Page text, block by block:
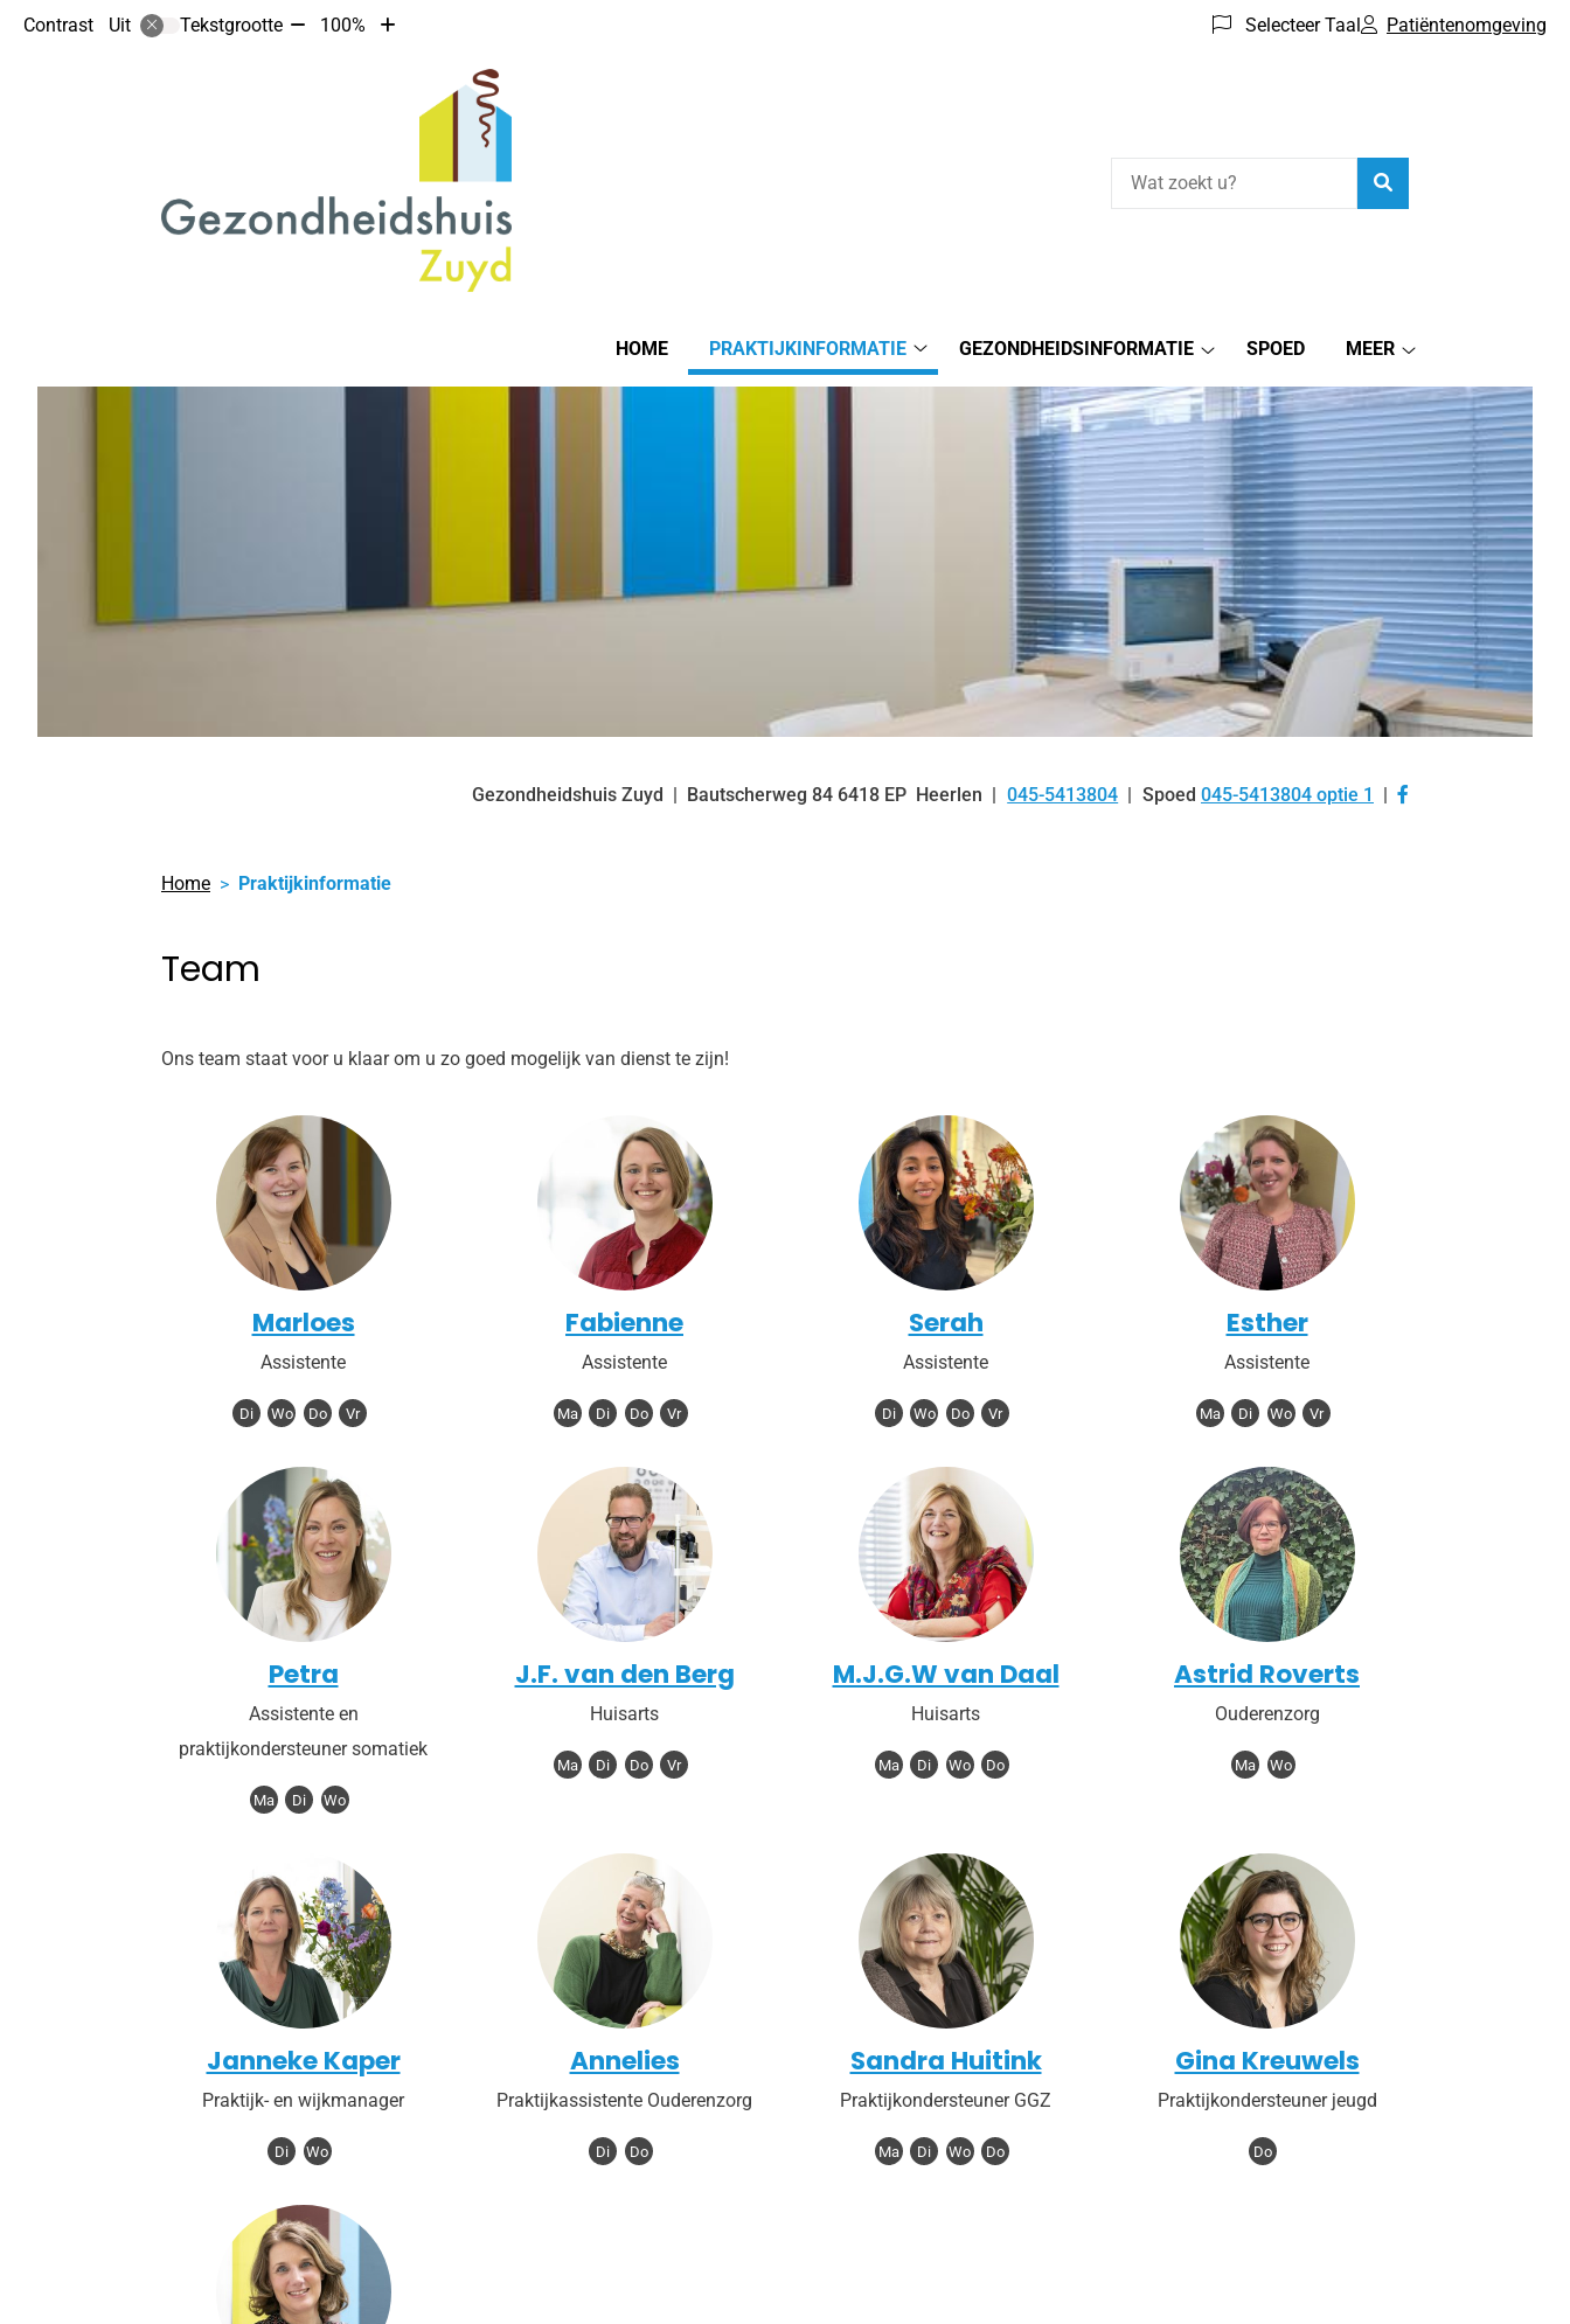
Contrast Uit Tekstgrootte Tekst100%
Tekst
Selecteer Taal Patiëntenomgeving
HOME
PRAKTIJKINFORMATIE
Praktijkinformatie
submenu
GEZONDHEIDSINFORMATIE
submenu
SPOED
MEER
submenu
Gezondheidshuis Zuyd Bautscherweg 84 6418 EP Heerlen Tel:
045-5413804 Spoed 045-5413804 optie 1
Home Praktijkinformatie
Team
Ons team staat voor u klaar om u zo goed mogelijk van dienst te zijn!
Marloes
Assistente
Di Wo Do Vr
Fabienne
Assistente
Ma Di Do Vr
Serah
Assistente
Di Wo Do Vr
Esther
Assistente
Ma Di Wo Vr
Petra
Assistente en
praktijkondersteuner somatiek
Ma Di Wo
J.F. van den Berg
Huisarts
Ma Di Do Vr
M.J.G.W van Daal
Huisarts
Ma Di Wo Do
Astrid Roverts
Ouderenzorg
Ma Wo
Janneke Kaper
Praktijk- en wijkmanager
Di Wo
Annelies
Praktijkassistente Ouderenzorg
Di Do
Sandra Huitink
Praktijkondersteuner GGZ
Ma Di Wo Do
Gina Kreuwels
Praktijkondersteuner jeugd
Do